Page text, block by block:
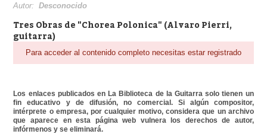
Biblioteca
Área personal Reproductor
Autor:Desconocido
Tres Obras de "Chorea Polonica" (Alvaro Pierri,
guitarra)
Para acceder al contenido completo necesitas estar registrado
Los enlaces publicados en La Biblioteca de la Guitarra solo tienen un
fin educativo y de difusión, no comercial. Si algún compositor,
intérprete o empresa, por cualquier motivo, considera que un archivo
que aparece en esta página web vulnera los derechos de autor,
infórmenos y se eliminará.